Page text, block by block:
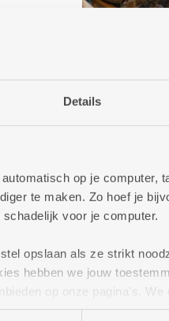
Details
op je computer,
te maken. Zo hoef je
voor je computer.
opslaan als ze strikt
hebben we jouw
op onze pagina's. We
media, advertenties en